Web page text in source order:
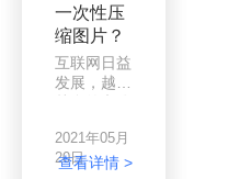
要的大小
呢？每个人
都能用图片
压缩工具进
行操作。
一次性压
缩图片？
互联网日益
发展，越来
网络，在工
作生活中我
2021年05月
20日
查看详情 >